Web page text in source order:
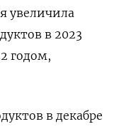
увеличила
в 2023
годом,
в декабре